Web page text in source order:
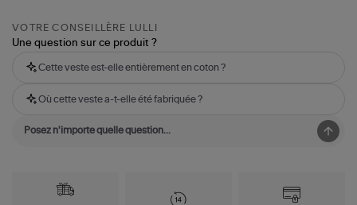
VOTRE CONSEILLÈRE LULLI
Une question sur ce produit ?
Cette veste est-elle entièrement en coton ?
Où cette veste a-t-elle été fabriquée ?